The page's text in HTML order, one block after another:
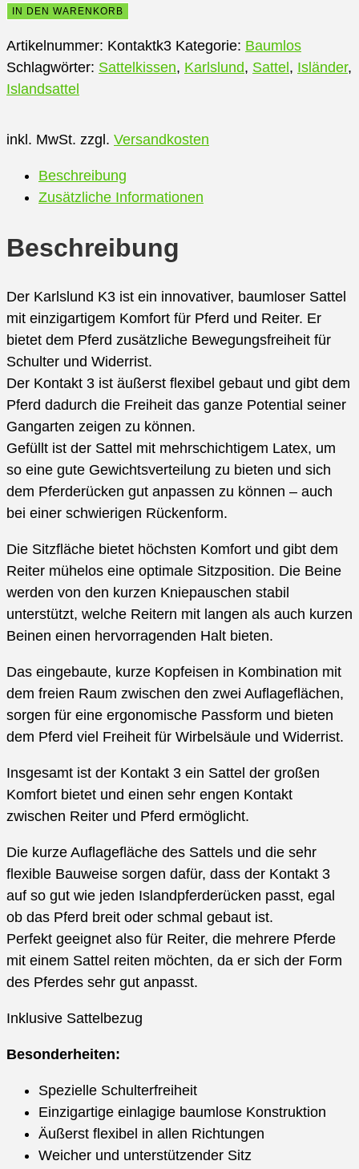
Kontakt
Menge
IN DEN WARENKORB
Artikelnummer: Kontaktk3 Kategorie: Baumlos
Schlagwörter: Sattelkissen, Karlslund, Sattel , Isländer,
Islandsattel
inkl. MwSt. zzgl. Versandkosten
Beschreibung
Zusätzliche Informationen
Beschreibung
Der Karlslund K3 ist ein innovativer, baumloser Sattel
mit einzigartigem Komfort für Pferd und Reiter. Er
bietet dem Pferd zusätzliche Bewegungsfreiheit für
Schulter und Widerrist.
Der Kontakt 3 ist äußerst flexibel gebaut und gibt dem
Pferd dadurch die Freiheit das ganze Potential seiner
Gangarten zeigen zu können.
Gefüllt ist der Sattel mit mehrschichtigem Latex, um
so eine gute Gewichtsverteilung zu bieten und sich
dem Pferderücken gut anpassen zu können – auch
bei einer schwierigen Rückenform.
Die Sitzfläche bietet höchsten Komfort und gibt dem
Reiter mühelos eine optimale Sitzposition. Die Beine
werden von den kurzen Kniepauschen stabil
unterstützt, welche Reitern mit langen als auch kurzen
Beinen einen hervorragenden Halt bieten.
Das eingebaute, kurze Kopfeisen in Kombination mit
dem freien Raum zwischen den zwei Auflageflächen,
sorgen für eine ergonomische Passform und bieten
dem Pferd viel Freiheit für Wirbelsäule und Widerrist.
Insgesamt ist der Kontakt 3 ein Sattel der großen
Komfort bietet und einen sehr engen Kontakt
zwischen Reiter und Pferd ermöglicht.
Die kurze Auflagefläche des Sattels und die sehr
flexible Bauweise sorgen dafür, dass der Kontakt 3
auf so gut wie jeden Islandpferderücken passt, egal
ob das Pferd breit oder schmal gebaut ist.
Perfekt geeignet also für Reiter, die mehrere Pferde
mit einem Sattel reiten möchten, da er sich der Form
des Pferdes sehr gut anpasst.
Inklusive Sattelbezug
Besonderheiten:
Spezielle Schulterfreiheit
Einzigartige einlagige baumlose Konstruktion
Äußerst flexibel in allen Richtungen
Weicher und unterstützender Sitz